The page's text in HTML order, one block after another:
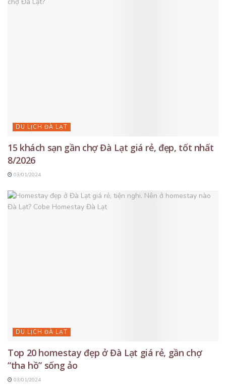
DU LỊCH ĐÀ LẠT
15 khách sạn gần chợ Đà Lạt giá rẻ, đẹp, tốt nhất
8/2026
03/01/2024
DU LỊCH ĐÀ LẠT
Top 20 homestay đẹp ở Đà Lạt giá rẻ, gần chợ
“tha hồ” sống ảo
03/01/2024